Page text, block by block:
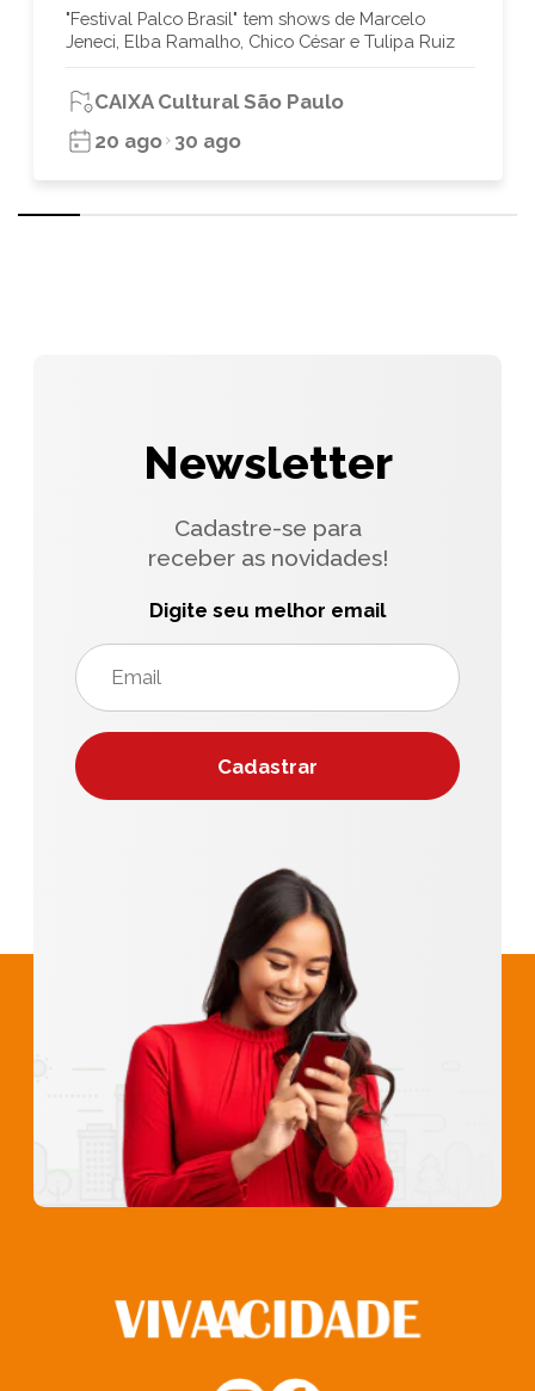
"Festival Palco Brasil" tem shows de Marcelo
Jeneci, Elba Ramalho, Chico César e Tulipa Ruiz
CAIXA Cultural São Paulo
20 ago 30 ago
Newsletter
Cadastre-se para
receber as novidades!
Digite seu melhor email